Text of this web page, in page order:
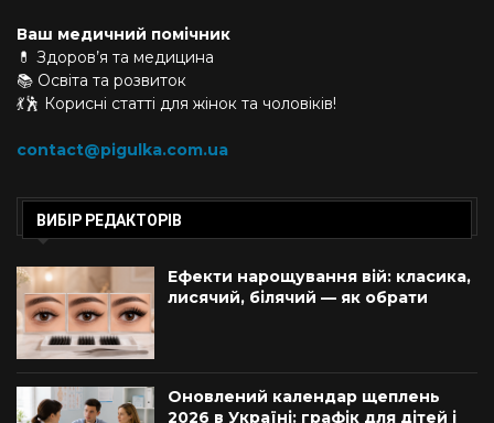
Ваш медичний помічник
💊 Здоров’я та медицина
📚 Освіта та розвиток
💃🕺 Корисні статті для жінок та чоловіків!
contact@pigulka.com.ua
ВИБІР РЕДАКТОРІВ
Ефекти нарощування вій: класика,
лисячий, білячий — як обрати
Оновлений календар щеплень
2026 в Україні: графік для дітей і